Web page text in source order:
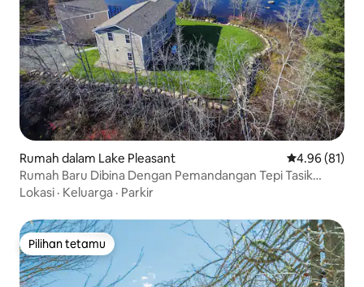
Rumah dalam Lake Pleasant Penarafan
4.96 (81)
Rumah Baru Dibina Dengan Pemandangan Tepi Tasik
Terpencil
Lokasi · Keluarga · Parkir
Pilihan tetamu
Pilihan tetamu